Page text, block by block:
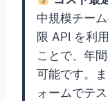
中規模チー
限 API を利
ことで、年
可能です。
ォームでテ